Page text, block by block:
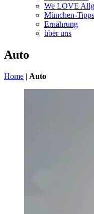
We LOVE
München-Tipps
Ernährung
über uns
Auto
Home | Auto